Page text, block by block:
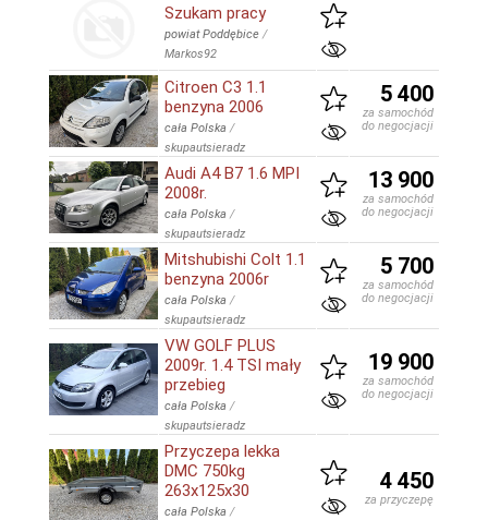
Szukam pracy
powiat Poddębice /
Markos92
Citroen C3 1.1
benzyna 2006
cała Polska /
skupautsieradz
5 400
za samochód
do negocjacji
Audi A4 B7 1.6 MPI
2008r.
cała Polska /
skupautsieradz
13 900
za samochód
do negocjacji
Mitshubishi Colt 1.1
benzyna 2006r
cała Polska /
skupautsieradz
5 700
za samochód
do negocjacji
VW GOLF PLUS
2009r. 1.4 TSI mały
przebieg
cała Polska /
skupautsieradz
19 900
za samochód
do negocjacji
Przyczepa lekka
DMC 750kg
263x125x30
cała Polska /
4 450
za przyczepę